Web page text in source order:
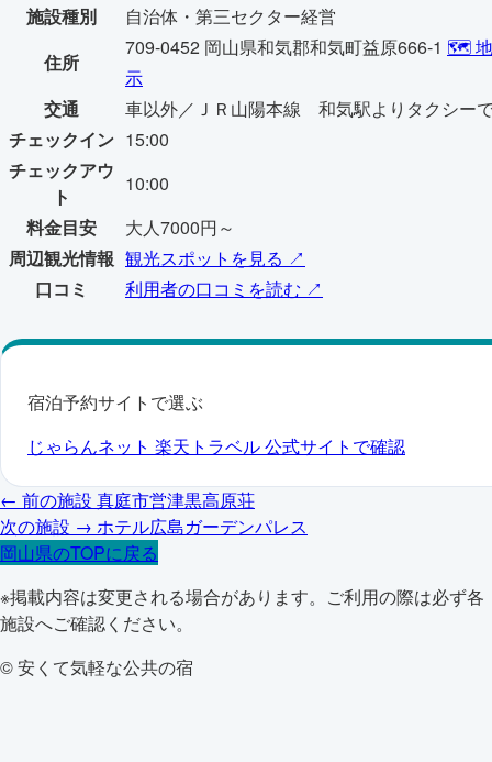
施設種別
自治体・第三セクター経営
住所
709-0452 岡山県和気郡和気町益原666-1 🗺️ 地
示
交通
車以外／ＪＲ山陽本線 和気駅よりタクシー
チェックイン 15:00
チェックアウ
ト
10:00
料金目安
大人7000円～
周辺観光情報 観光スポットを見る ↗
口コミ
利用者の口コミを読む ↗
宿泊予約サイトで選ぶ
じゃらんネット 楽天トラベル公式サイトで確認
← 前の施設 真庭市営津黒高原荘
次の施設 → ホテル広島ガーデンパレス
岡山県のTOPに戻る
※掲載内容は変更される場合があります。ご利用の際は必ず各
施設へご確認ください。
© 安くて気軽な公共の宿